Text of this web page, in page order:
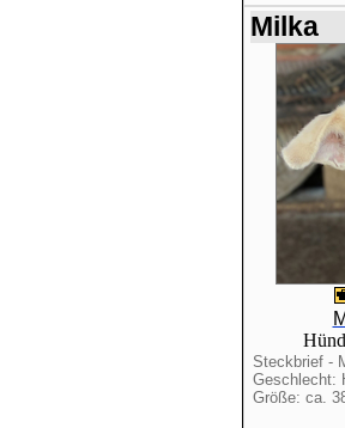
Milka
Steckbrief -
Geschlecht:
Größe: ca.